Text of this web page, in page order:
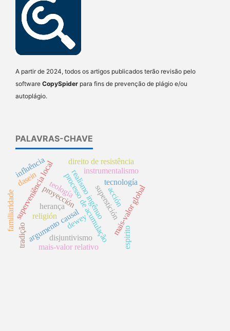
A partir de 2024, todos os artigos publicados terão revisão pelo
software CopySpider para fins de prevenção de plágio e/ou
autoplágio.
PALAVRAS-CHAVE
argumento causal
superstición
proyecciónprocesso de acumulaçãomais-valor global
mais-valor relativo
superveniência local
disjuntivismo
religión realismo ingênuotecnología
instrumentalismo
dewey
teología
espirito
influência
familiaridade
dasein
herança
tradição
direito de resistência
acción